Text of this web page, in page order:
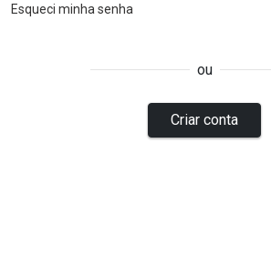
Esqueci minha senha
ou
Criar conta